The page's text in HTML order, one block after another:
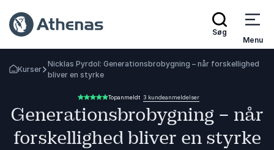
Søg
Menu
Tilbage til forsiden
Kurser
Nicklas Pyrdol: Generationsbrobygning – når forskellighed
bliver en styrke
5.00 ud af 5Topanmeldt 3 kundeanmeldelser
Generationsbrobygning – når
forskellighed bliver en styrke